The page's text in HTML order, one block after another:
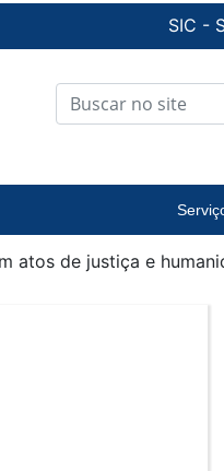
SIC -
atos de justiça e